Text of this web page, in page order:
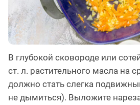
В глубокой сковороде или
ст. л. растительного масла на
должно стать слегка
не дымиться). Выложите